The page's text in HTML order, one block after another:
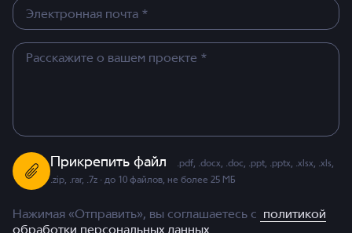
Прикрепить файл
.pdf, .docx, .doc, .ppt, .pptx, .xlsx, .xls,
.zip, .rar, .7z · до 10 файлов, не более 25 МБ
Нажимая «Отправить», вы соглашаетесь с политикой
обработки персональных данных